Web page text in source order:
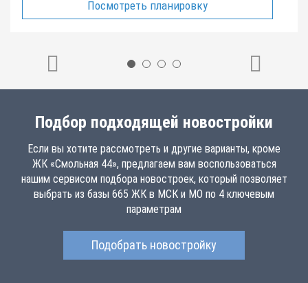
Посмотреть планировку
Подбор подходящей новостройки
Если вы хотите рассмотреть и другие варианты, кроме
ЖК «Смольная 44», предлагаем вам воспользоваться
нашим сервисом подбора новостроек, который позволяет
выбрать из базы 665 ЖК в МСК и МО по 4 ключевым
параметрам
Подобрать новостройку